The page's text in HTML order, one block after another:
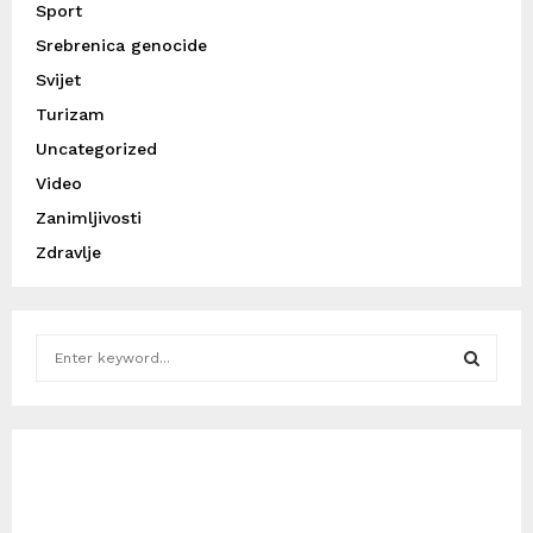
Sport
Srebrenica genocide
Svijet
Turizam
Uncategorized
Video
Zanimljivosti
Zdravlje